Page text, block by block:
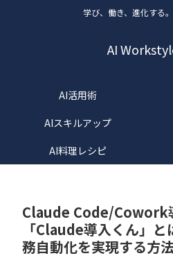
学び、働き、進化する
AI
AI活用術
AIスキルアップ
AI料理レシピ
Claude Code/Cowork
「Claude導入くん」
務自動化を実現する方